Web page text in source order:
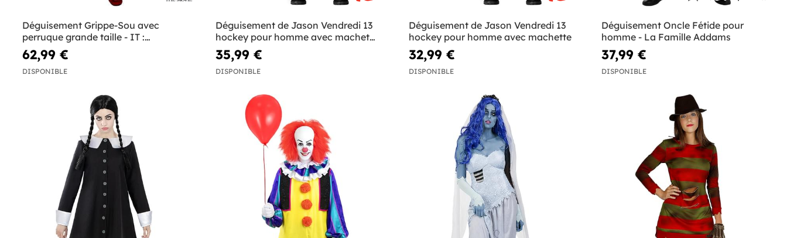
Déguisement Grippe-Sou avec
perruque grande taille - IT :
Chapitre Deux
62,99 €
DISPONIBLE
Déguisement de Jason Vendredi 13
hockey pour homme avec machette
grande taile
35,99 €
DISPONIBLE
Déguisement de Jason Vendredi 13
hockey pour homme avec machette
32,99 €
DISPONIBLE
Déguisement Oncle Fétide pour
homme - La Famille Addams
37,99 €
DISPONIBLE